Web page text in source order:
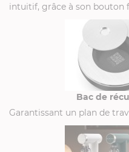
intuitif, grâce à son bouton
Bac de
Garantissant un plan de